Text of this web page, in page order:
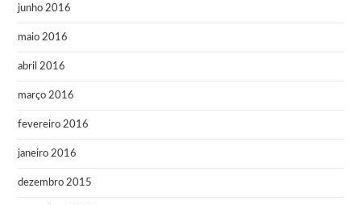
junho 2016
maio 2016
abril 2016
março 2016
fevereiro 2016
janeiro 2016
dezembro 2015